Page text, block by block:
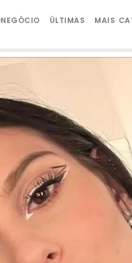
ÚLTIMAS MAIS